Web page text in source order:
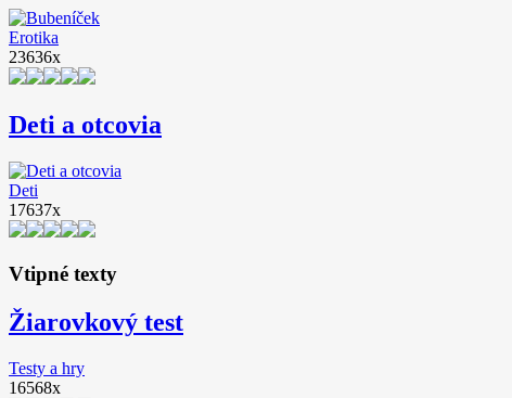
Erotika
23636x
Deti a otcovia
Deti
17637x
Vtipné texty
Žiarovkový test
Testy a hry
16568x